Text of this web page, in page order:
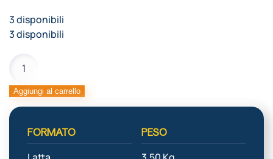
3 disponibili
3 disponibili
CREMA
CATALANA
quantità
Aggiungi al carrello
FORMATO PESO